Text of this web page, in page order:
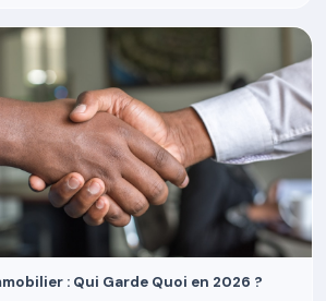
: Qui Garde Quoi en 2026 ?